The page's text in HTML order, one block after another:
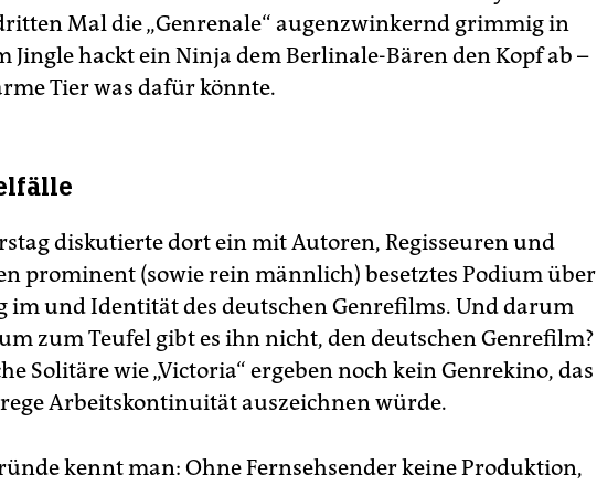
Mal die „Genrenale“ augenzwinkernd grimmig in
Jingle hackt ein Ninja dem Berlinale-Bären den Kopf ab –
Tier was dafür könnte.
diskutierte dort ein mit Autoren, Regisseuren und
prominent (sowie rein männlich) besetztes Podium über
im und Identität des deutschen Genrefilms. Und darum
zum Teufel gibt es ihn nicht, den deutschen Genrefilm?
Solitäre wie „Victoria“ ergeben noch kein Genrekino, das
Arbeitskontinuität auszeichnen würde.
kennt man: Ohne Fernsehsender keine Produktion,